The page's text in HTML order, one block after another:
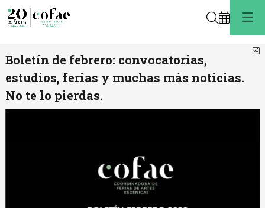
Buscar
Boletín de febrero: convocatorias,
estudios, ferias y muchas más noticias.
No te lo pierdas.